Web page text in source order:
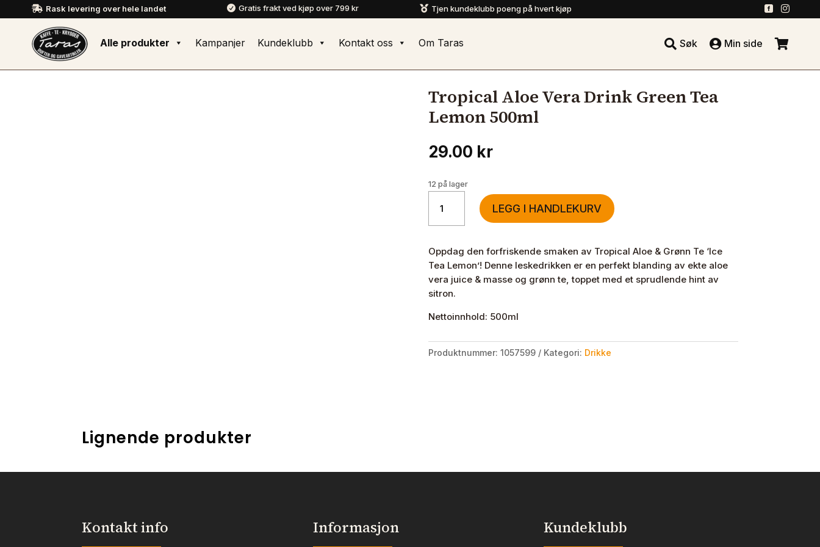
 Rask levering over hele landet  Gratis frakt ved kjøp over 799 kr  Tjen kundeklubb poeng på hvert kjøp  
Alle produkter Kampanjer Kundeklubb Kontakt oss Om Taras  Søk  Min side 
Tropical Aloe Vera Drink Green Tea
Lemon 500ml
29.00 kr
12 på lager
Aloe
Vera
Green
Tea
Lemon
500ml
LEGG I HANDLEKURV
Oppdag den forfriskende smaken av Tropical Aloe & Grønn Te ‘Ice
Tea Lemon’! Denne leskedrikken er en perfekt blanding av ekte aloe
vera juice & masse og grønn te, toppet med et sprudlende hint av
sitron.
Nettoinnhold: 500ml
Produktnummer: 1057599 Kategori: Drikke
Lignende produkter
Kontakt info Informasjon Kundeklubb